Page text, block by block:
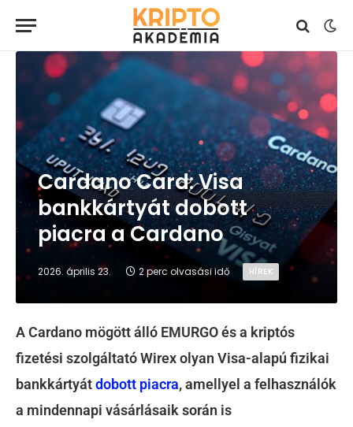
Cardano Card: Visa
bankkártyát dobott
piacra a Cardano
2026. április 23. 2 perc olvasási idő HÍREK
A Cardano mögött álló EMURGO és a kriptós
fizetési szolgáltató Wirex olyan Visa-alapú fizikai
bankkártyátdobott piacra, amellyel a felhasználók
a mindennapi vásárlásaik során is